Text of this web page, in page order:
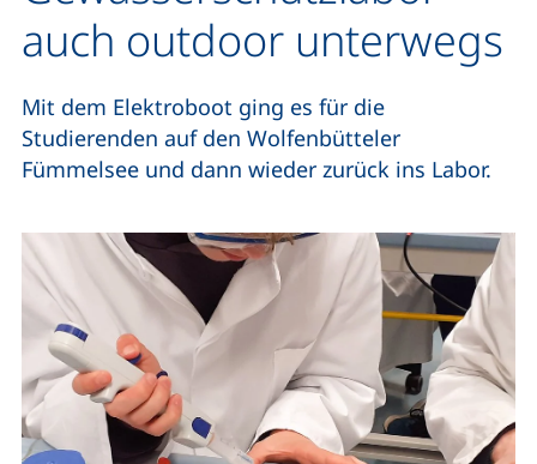
auch outdoor unterwegs
Mit dem Elektroboot ging es für die
Studierenden auf den Wolfenbütteler
Fümmelsee und dann wieder zurück ins Labor.